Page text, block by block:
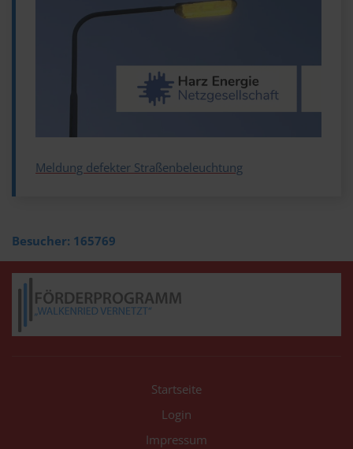
Meldung defekter Straßenbeleuchtung
Besucher: 165769
Startseite
Login
Impressum